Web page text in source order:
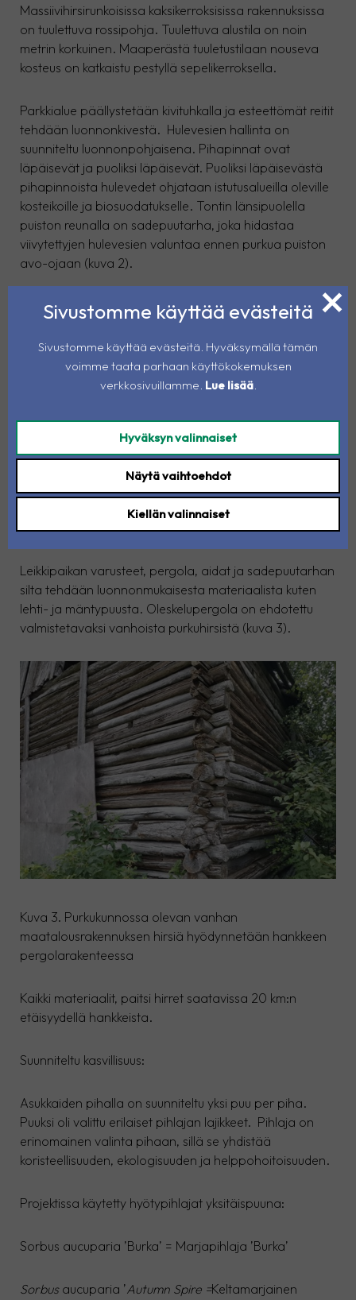
Massiivihirsirunkoisissa kaksikerroksisissa rakennuksissa
on tuulettuva rossipohja. Tuulettuva alustila on noin
metrin korkuinen. Maaperästä tuuletustilaan nouseva
kosteus on katkaistu pestyllä sepelikerroksella.
Parkkialue päällystetään kivituhkalla ja esteettömät reitit
tehdään luonnonkivestä. Hulevesien hallinta on
suunniteltu luonnonpohjaisena. Pihapinnat ovat
läpäisevät ja puoliksi läpäisevät. Puoliksi läpäisevästä
pihapinnoista hulevedet ohjataan istutusalueilla oleville
kosteikoille ja biosuodatukselle. Tontin länsipuolella
puiston reunalla on sadepuutarha, joka hidastaa
viivytettyjen hulevesien valuntaa ennen purkua puiston
avo-ojaan (kuva 2).
Kuva 2. Sadepuutarha ja puusilta
Leikkipaikan varusteet, pergola, aidat ja sadepuutarhan
silta tehdään luonnonmukaisesta materiaalista kuten
lehti- ja mäntypuusta. Oleskelupergola on ehdotettu
valmistetavaksi vanhoista purkuhirsistä (kuva 3).
Kuva 3. Purkukunnossa olevan vanhan
maatalousrakennuksen hirsiä hyödynnetään hankkeen
pergolarakenteessa
Kaikki materiaalit, paitsi hirret saatavissa 20 km:n
etäisyydellä hankkeista.
Suunniteltu kasvillisuus:
Asukkaiden pihalla on suunniteltu yksi puu per piha.
Puuksi oli valittu erilaiset pihlajan lajikkeet. Pihlaja on
erinomainen valinta pihaan, sillä se yhdistää
koristeellisuuden, ekologisuuden ja helppohoitoisuuden.
Projektissa käytetty hyötypihlajat yksitäispuuna:
Sorbus aucuparia ’Burka’ = Marjapihlaja ’Burka’
Sorbusaucuparia ’Autumn Spire =Keltamarjainen
Sivustomme käyttää evästeitä
Sivustomme käyttää evästeitä. Hyväksymällä tämän
voimme taata parhaan käyttökokemuksen
verkkosivuillamme. Lue lisää.
Hyväksyn valinnaiset
Näytä vaihtoehdot
Kiellän valinnaiset